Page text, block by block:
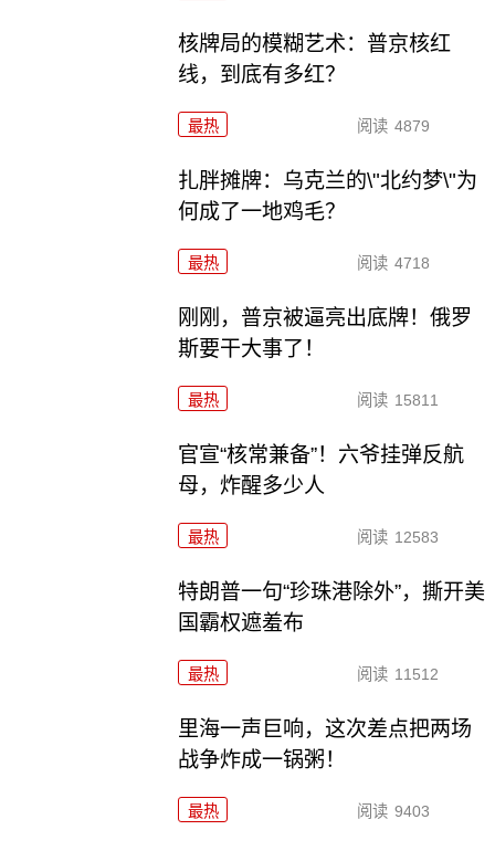
核牌局的模糊艺术：普京核红
线，到底有多红？
最热 阅读 4879
扎胖摊牌：乌克兰的\"北约梦\"为
何成了一地鸡毛？
最热 阅读 4718
刚刚，普京被逼亮出底牌！俄罗
斯要干大事了！
最热 阅读 15811
官宣“核常兼备”！六爷挂弹反航
母，炸醒多少人
最热 阅读 12583
特朗普一句“珍珠港除外”，撕开美
国霸权遮羞布
最热 阅读 11512
里海一声巨响，这次差点把两场
战争炸成一锅粥！
最热 阅读 9403